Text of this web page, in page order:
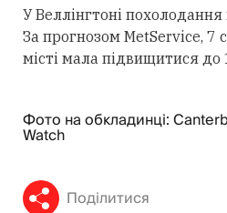
У Веллінгтоні
За прогнозом MetService, 7
місті мала підвищитися до
Фото на обкладинці:
Watch
Поділитися